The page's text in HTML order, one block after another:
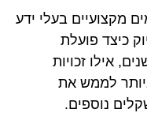
מקצועיים בעלי ידע
כיצד פועלת
אילו זכויות
לממש את
נוספים.